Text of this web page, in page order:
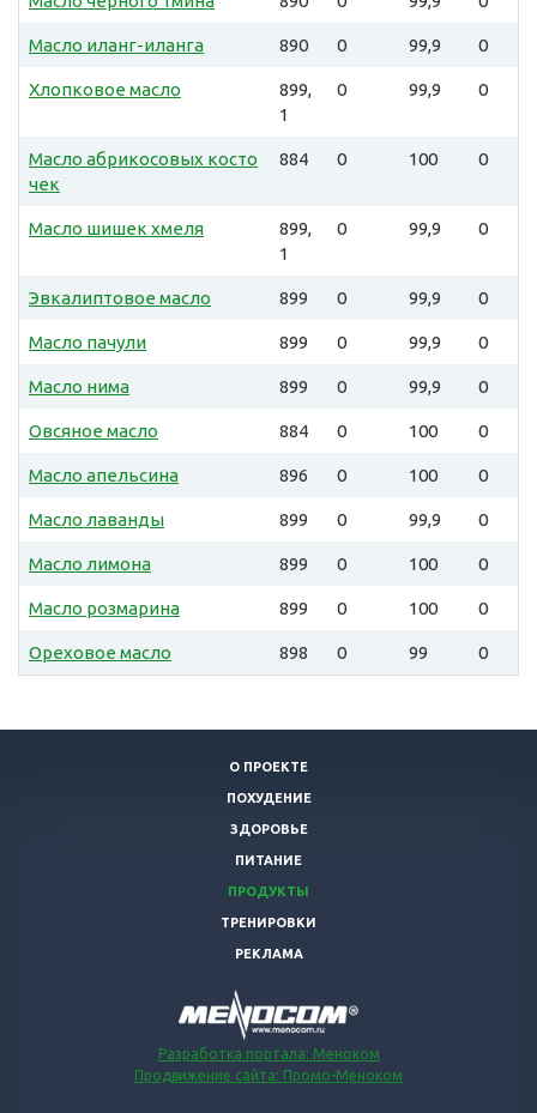
Масло иланг-иланга 890 0 99,9 0
Хлопковое масло
899,
1
0 99,9 0
Масло абрикосовых косто
чек
884 0 100 0
Масло шишек хмеля
899,
1
0 99,9 0
Эвкалиптовое масло 899 0 99,9 0
Масло пачули 899 0 99,9 0
Масло нима 899 0 99,9 0
Овсяное масло 884 0 100 0
Масло апельсина 896 0 100 0
Масло лаванды 899 0 99,9 0
Масло лимона 899 0 100 0
Масло розмарина 899 0 100 0
Ореховое масло 898 0 99 0
О ПРОЕКТЕ
ПОХУДЕНИЕ
ЗДОРОВЬЕ
ПИТАНИЕ
ПРОДУКТЫ
ТРЕНИРОВКИ
РЕКЛАМА
Разработка портала: Меноком
Продвижение сайта: Промо-Меноком